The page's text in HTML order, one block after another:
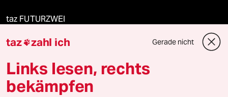
taz FUTURZWEI
Le Monde diplomatique
taz Archiv
taz zahl ich Gerade nicht
Links lesen, rechts
bekämpfen